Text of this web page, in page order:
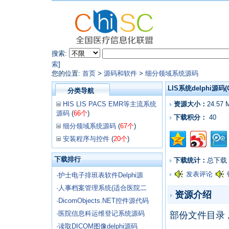
搜索:
索]
您的位置: 首页 > 源码和软件 > 细分领域系统源码
分类导航
HIS LIS PACS EMR等主流系统
源码 (66个)
细分领域系统源码 (67个)
安装程序与控件 (20个)
下载排行
·护士电子排班表软件Delphi源
· 人事档案管理系统(适合医院二
· DicomObjects.NET控件源代码
·医院信息科运维登记系统源码
·读取DICOM图像delphi源码
LIS系统delphi源码
资源大小： 24.57
下载积分： 40
下载统计： 总下载
发表评论
资源介绍
部份文件目录